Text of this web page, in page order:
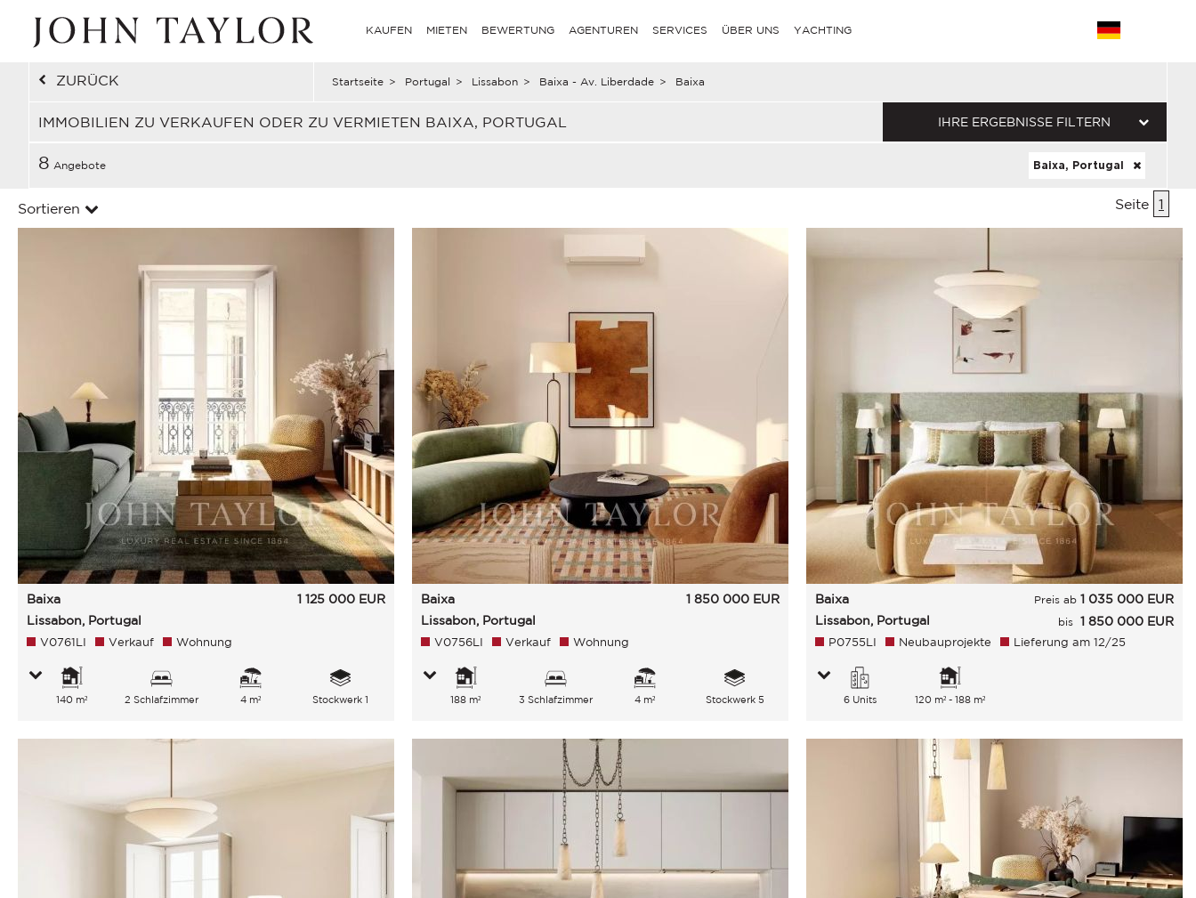
KAUFEN MIETEN BEWERTUNG AGENTUREN SERVICES ÜBER UNS YACHTING
ZURÜCK Startseite > Portugal > Lissabon > Baixa - Av. Liberdade > Baixa
IMMOBILIEN ZU VERKAUFEN ODER ZU VERMIETEN BAIXA, PORTUGAL IHRE ERGEBNISSE FILTERN
8 Angebote Baixa, Portugal
Sortieren Seite 1
Baixa
Lissabon, Portugal
1 125 000 EUR
V0761LI Verkauf Wohnung
140 m² 2 Schlafzimmer 4 m² Stockwerk 1
Baixa
Lissabon, Portugal
1 850 000 EUR
V0756LI Verkauf Wohnung
188 m² 3 Schlafzimmer 4 m² Stockwerk 5
Baixa
Lissabon, Portugal
Preis ab 1 035 000 EUR
bis 1 850 000 EUR
P0755LI Neubauprojekte Lieferung am 12/25
6 Units 120 m² - 188 m²